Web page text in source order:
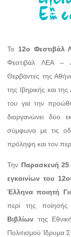
Το 12ο Φεστιβάλ
Φεστιβάλ ΛΕΑ –
Θερβάντες της
της Ιβηρικής και
του για την
διοργανώνει δύο
σύμφωνα με τις
πρόληψη και τον
Την Παρασκευή 25
εγκαινίων του
Έλληνα ποιητή
περί της
Βιβλίων της
Πολιτισμού Ίδρυμα